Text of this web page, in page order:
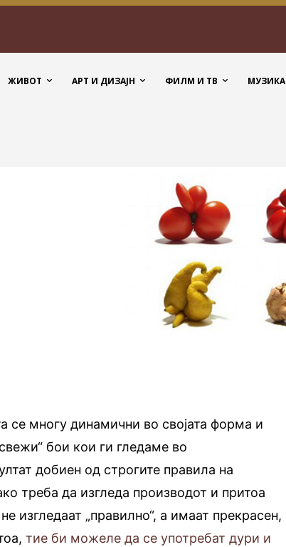
ЖИВОТ АРТ И ДИЗАЈН ФИЛМ И ТВ МУЗИКА
се многу динамични во својата форма и
бои кои ги гледаме во
добиен од строгите правила на
треба да изгледа производот и притоа
изгледаат „правилно“, а имаат прекрасен,
тие би можеле да се употребат дури и